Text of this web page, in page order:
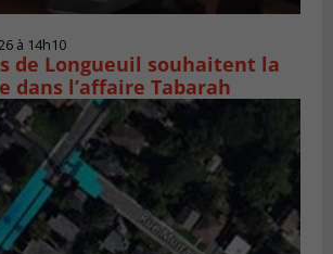
à 14h10
de Longueuil souhaitent la
dans l’affaire Tabarah